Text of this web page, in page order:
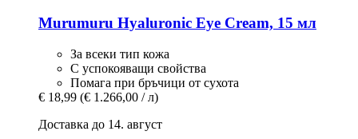
Murumuru Hyaluronic Eye Cream, 15 мл
За всеки тип кожа
С успокояващи свойства
Помага при бръчици от сухота
€ 18,99 (€ 1.266,00 / л)
Доставка до 14. август